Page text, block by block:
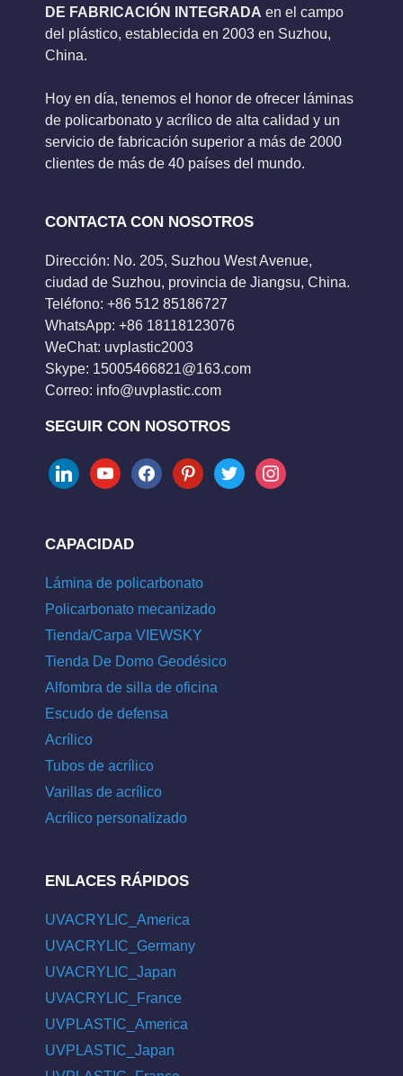
DE FABRICACIÓN INTEGRADA en el campo
del plástico, establecida en 2003 en Suzhou,
China.
Hoy en día, tenemos el honor de ofrecer láminas
de policarbonato y acrílico de alta calidad y un
servicio de fabricación superior a más de 2000
clientes de más de 40 países del mundo.
CONTACTA CON NOSOTROS
Dirección: No. 205, Suzhou West Avenue,
ciudad de Suzhou, provincia de Jiangsu, China.
Teléfono: +86 512 85186727
WhatsApp: +86 18118123076
WeChat: uvplastic2003
Skype: 15005466821@163.com
Correo: info@uvplastic.com
SEGUIR CON NOSOTROS
linkedinyoutubefacebookpinteresttwitter instagram
CAPACIDAD
Lámina de policarbonato
Policarbonato mecanizado
Tienda/Carpa VIEWSKY
Tienda De Domo Geodésico
Alfombra de silla de oficina
Escudo de defensa
Acrílico
Tubos de acrílico
Varillas de acrílico
Acrílico personalizado
ENLACES RÁPIDOS
UVACRYLIC_America
UVACRYLIC_Germany
UVACRYLIC_Japan
UVACRYLIC_France
UVPLASTIC_America
UVPLASTIC_Japan